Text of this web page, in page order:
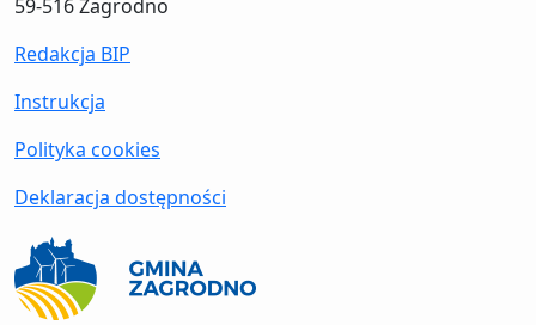
59-516 Zagrodno
Redakcja BIP
Instrukcja
Polityka cookies
Deklaracja dostępności